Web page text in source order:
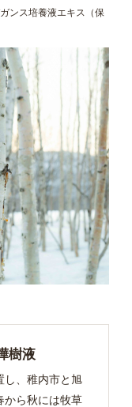
ンス培養液エキス（保
樹液
し、稚内市と旭
から秋には牧草